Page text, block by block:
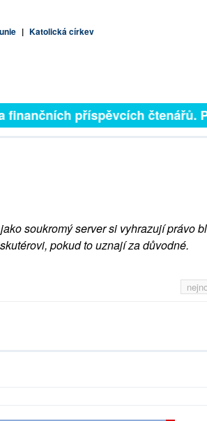
| Katolická církev
příspěvcích čtenářů.
soukromý server si vyhrazují právo
pokud to uznají za důvodné.